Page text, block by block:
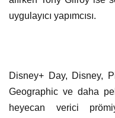
uygulayıcı yapımcısı.
Disney+ Day, Disney,
Geographic ve daha
heyecan verici